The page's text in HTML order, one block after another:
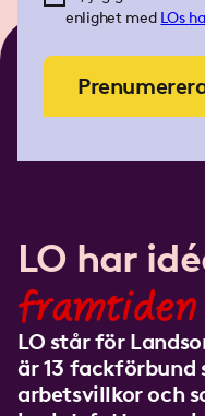
enlighet med LOs
LO har
framtiden
LO står för
är 13
arbetsvillkor och